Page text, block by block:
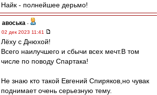
Найк - полнейшее дерьмо!
авоська -
02 дек 2023 11:41
Лёху с Днюхой!
Всего наилучшего и сбычи всех мечт.В том
числе по поводу Спартака!
Не знаю кто такой Евгений Спиряков,но чувак
поднимает очень серьезную тему.